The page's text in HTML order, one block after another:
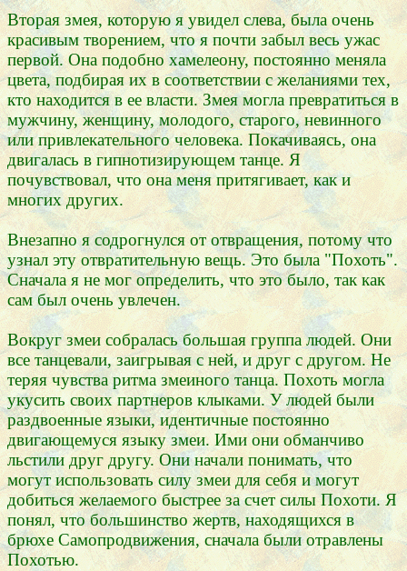
Вторая змея, которую я увидел слева, была очень
красивым творением, что я почти забыл весь ужас
первой. Она подобно хамелеону, постоянно меняла
цвета, подбирая их в соответствии с желаниями тех,
кто находится в ее власти. Змея могла превратиться в
мужчину, женщину, молодого, старого, невинного
или привлекательного человека. Покачиваясь, она
двигалась в гипнотизирующем танце. Я
почувствовал, что она меня притягивает, как и
многих других.
Внезапно я содрогнулся от отвращения, потому что
узнал эту отвратительную вещь. Это была "Похоть".
Сначала я не мог определить, что это было, так как
сам был очень увлечен.
Вокруг змеи собралась большая группа людей. Они
все танцевали, заигрывая с ней, и друг с другом. Не
теряя чувства ритма змеиного танца. Похоть могла
укусить своих партнеров клыками. У людей были
раздвоенные языки, идентичные постоянно
двигающемуся языку змеи. Ими они обманчиво
льстили друг другу. Они начали понимать, что
могут использовать силу змеи для себя и могут
добиться желаемого быстрее за счет силы Похоти. Я
понял, что большинство жертв, находящихся в
брюхе Самопродвижения, сначала были отравлены
Похотью.